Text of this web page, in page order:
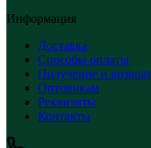
Информация
Доставка
Способы оплаты
Получение и возврат
Оптовикам
Реквизиты
Контакты